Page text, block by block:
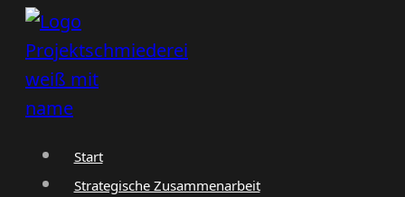
Zum
Inhalt
springen
Start
Strategische Zusammenarbeit